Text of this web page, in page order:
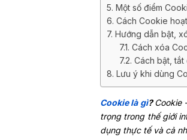
5. Một số điểm
6. Cách Cookie
7. Hướng dẫn bật,
7.1. Cách xóa
7.2. Cách bật,
8. Lưu ý khi dùng
Cookie là gì?Cookie
trọng trong thế giới
dụng thực tế và cả